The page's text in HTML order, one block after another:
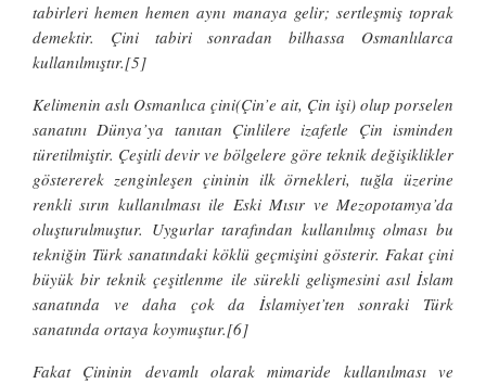
tabirleri hemen hemen aynı manaya gelir; sertleşmiş toprak
demektir. Çini tabiri sonradan bilhassa Osmanlılarca
kullanılmıştır.[5]
Kelimenin aslı Osmanlıca çini(Çin’e ait, Çin işi) olup porselen
sanatını Dünya’ya tanıtan Çinlilere izafetle Çin isminden
türetilmiştir. Çeşitli devir ve bölgelere göre teknik değişiklikler
göstererek zenginleşen çininin ilk örnekleri, tuğla üzerine
renkli sırın kullanılması ile Eski Mısır ve Mezopotamya’da
oluşturulmuştur. Uygurlar tarafından kullanılmış olması bu
tekniğin Türk sanatındaki köklü geçmişini gösterir. Fakat çini
büyük bir teknik çeşitlenme ile sürekli gelişmesini asıl İslam
sanatında ve daha çok da İslamiyet’ten sonraki Türk
sanatında ortaya koymuştur.[6]
Fakat Çininin devamlı olarak mimaride kullanılması ve